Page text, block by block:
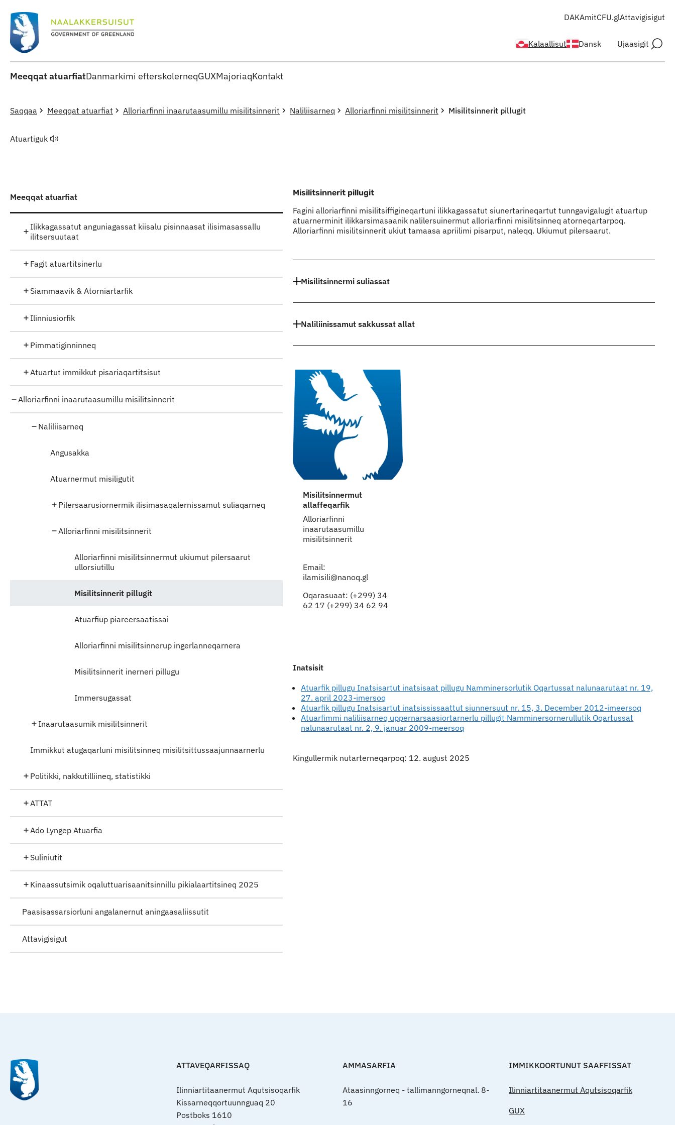
Kalaallisut Dansk Ujaasigit
DAKAmitCFU.glAttavigisigut
Meeqqat atuarfiatDanmarkimi efterskolerneqGUXMajoriaqKontakt
Saqqaa Meeqqat atuarfiat Alloriarfinni inaarutaasumillu misilitsinnerit Naliliisarneq Alloriarfinni misilitsinnerit Misilitsinnerit pillugit
Atuartiguk
Misilitsinnerit pillugit
Fagini alloriarfinni misilitsiffigineqartuni ilikkagassatut siunertarineqartut tunngavigalugit atuartup
atuarnerminit ilikkarsimasaanik nalilersuinermut alloriarfinni misilitsinneq atorneqartarpoq.
Alloriarfinni misilitsinnerit ukiut tamaasa apriilimi pisarput, naleqq. Ukiumut pilersaarut.
Misilitsinnermi suliassat
Naliliinissamut sakkussat allat
Misilitsinnermut
allaffeqarfik
Alloriarfinni
inaarutaasumillu
misilitsinnerit
Email:
ilamisili@nanoq.gl
Oqarasuaat: (+299) 34
62 17 (+299) 34 62 94
Inatsisit
Atuarfik pillugu Inatsisartut inatsisaat pillugu Namminersorlutik Oqartussat nalunaarutaat nr. 19,
27. april 2023-imersoq
Atuarfik pillugu Inatsisartut inatsississaattut siunnersuut nr. 15, 3. December 2012-imeersoq
Atuarfimmi naliliisarneq uppernarsaasiortarnerlu pillugit Namminersornerullutik Oqartussat
nalunaarutaat nr. 2, 9. januar 2009-meersoq
Kingullermik nutarterneqarpoq: 12. august 2025
Meeqqat atuarfiat
Ilikkagassatut anguniagassat kiisalu pisinnaasat ilisimasassallu
ilitsersuutaat
Fagit atuartitsinerlu
Siammaavik & Atorniartarfik
Ilinniusiorfik
Pimmatiginninneq
Atuartut immikkut pisariaqartitsisut
Alloriarfinni inaarutaasumillu misilitsinnerit
Naliliisarneq
Angusakka
Atuarnermut misiligutit
Pilersaarusiornermik ilisimasaqalernissamut suliaqarneq
Alloriarfinni misilitsinnerit
Alloriarfinni misilitsinnermut ukiumut pilersaarut
ullorsiutillu
Misilitsinnerit pillugit
Atuarfiup piareersaatissai
Alloriarfinni misilitsinnerup ingerlanneqarnera
Misilitsinnerit inerneri pillugu
Immersugassat
Inaarutaasumik misilitsinnerit
Immikkut atugaqarluni misilitsinneq misilitsittussaajunnaarnerlu
Politikki, nakkutilliineq, statistikki
ATTAT
Ado Lyngep Atuarfia
Suliniutit
Kinaassutsimik oqaluttuarisaanitsinnillu pikialaartitsineq 2025
Paasisassarsiorluni angalanernut aningaasaliissutit
Attavigisigut
ATTAVEQARFISSAQ
Ilinniartitaanermut Aqutsisoqarfik
Kissarneqqortuunnguaq 20
Postboks 1610
AMMASARFIA
Ataasinngorneq - tallimanngorneqnal. 8-
16
IMMIKKOORTUNUT SAAFFISSAT
Ilinniartitaanermut Aqutsisoqarfik
GUX